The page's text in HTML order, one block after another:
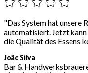
"Das System hat unsere
automatisiert. Jetzt kann
die Qualität des Essens
João Silva
Bar &